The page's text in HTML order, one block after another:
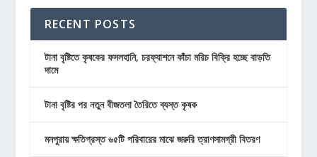
RECENT POSTS
টানা বৃষ্টিতে কৃষকের ফসলহানি, চরফ্যাশনে কাঁচা মরিচ বিক্রি হচ্ছে বাড়তি
দামে
টানা বৃষ্টির পর নতুন বীজতলা তৈরিতে ব্যস্ত কৃষক
মনপুরায় ক্ষতিগ্রস্ত ৬৫টি পরিবারের মাঝে জরুরি ত্রাণসামগ্রী বিতরণ